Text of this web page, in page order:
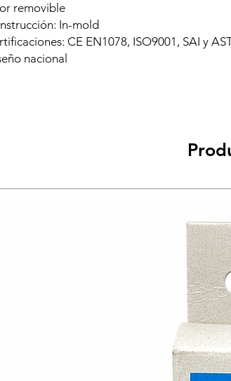
removible
In-mold
CE EN1078, ISO9001, SAI y
nacional